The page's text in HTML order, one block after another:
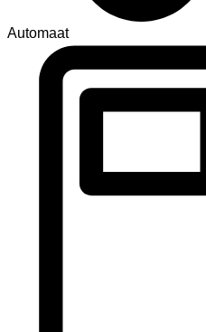
Automaat